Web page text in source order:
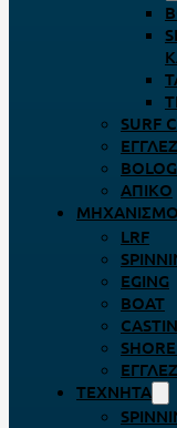
SURF
ΑΠΊΚΟ
LRF
EGING
BOAT
ΤΕΧΝΗΤΆ